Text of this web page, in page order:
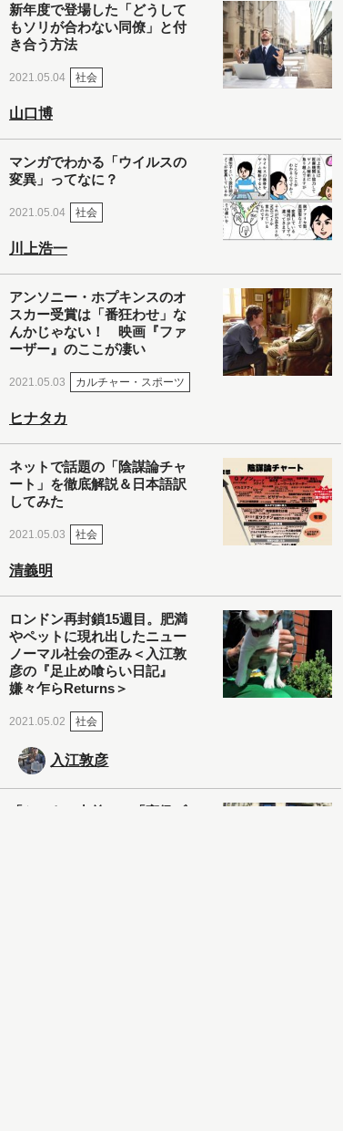
新年度で登場した「どうして
もソリが合わない同僚」と付
き合う方法
2021.05.04 社会
山口博
マンガでわかる「ウイルスの
変異」ってなに？
2021.05.04 社会
川上浩一
アンソニー・ホプキンスのオ
スカー受賞は「番狂わせ」な
んかじゃない！ 映画『ファ
ーザー』のここが凄い
2021.05.03 カルチャー・スポーツ
ヒナタカ
ネットで話題の「陰謀論チャ
ート」を徹底解説＆日本語訳
してみた
2021.05.03 社会
清義明
ロンドン再封鎖15週目。肥満
やペットに現れ出したニュー
ノーマル社会の歪み＜入江敦
彦の『足止め喰らい日記』
嫌々乍らReturns＞
2021.05.02 社会
入江敦彦
「ケーキの出前」に「高級ブ